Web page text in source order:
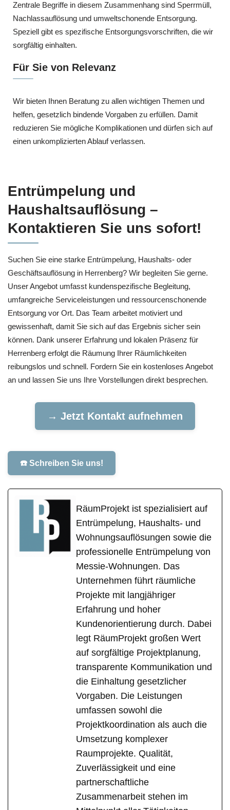
Zentrale Begriffe in diesem Zusammenhang sind Sperrmüll,
Nachlassauflösung und umweltschonende Entsorgung.
Speziell gibt es spezifische Entsorgungsvorschriften, die wir
sorgfältig einhalten.
Für Sie von Relevanz
Wir bieten Ihnen Beratung zu allen wichtigen Themen und
helfen, gesetzlich bindende Vorgaben zu erfüllen. Damit
reduzieren Sie mögliche Komplikationen und dürfen sich auf
einen unkomplizierten Ablauf verlassen.
Entrümpelung und
Haushaltsauflösung –
Kontaktieren Sie uns sofort!
Suchen Sie eine starke Entrümpelung, Haushalts- oder
Geschäftsauflösung in Herrenberg? Wir begleiten Sie gerne.
Unser Angebot umfasst kundenspezifische Begleitung,
umfangreiche Serviceleistungen und ressourcenschonende
Entsorgung vor Ort. Das Team arbeitet motiviert und
gewissenhaft, damit Sie sich auf das Ergebnis sicher sein
können. Dank unserer Erfahrung und lokalen Präsenz für
Herrenberg erfolgt die Räumung Ihrer Räumlichkeiten
reibungslos und schnell. Fordern Sie ein kostenloses Angebot
an und lassen Sie uns Ihre Vorstellungen direkt besprechen.
→ Jetzt Kontakt aufnehmen
☎️ Schreiben Sie uns!
RäumProjekt ist spezialisiert auf
Entrümpelung, Haushalts- und
Wohnungsauflösungen sowie die
professionelle Entrümpelung von
Messie-Wohnungen. Das
Unternehmen führt räumliche
Projekte mit langjähriger
Erfahrung und hoher
Kundenorientierung durch. Dabei
legt RäumProjekt großen Wert
auf sorgfältige Projektplanung,
transparente Kommunikation und
die Einhaltung gesetzlicher
Vorgaben. Die Leistungen
umfassen sowohl die
Projektkoordination als auch die
Umsetzung komplexer
Raumprojekte. Qualität,
Zuverlässigkeit und eine
partnerschaftliche
Zusammenarbeit stehen im